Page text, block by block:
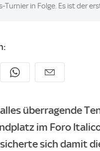
Turnier in Folge. Es ist der
überragende
im Foro
sich damit